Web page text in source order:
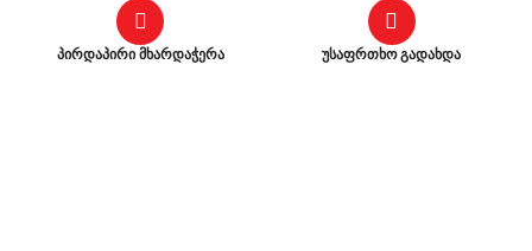
პირდაპირი მხარდაჭერა უსაფრთხო გადახდა